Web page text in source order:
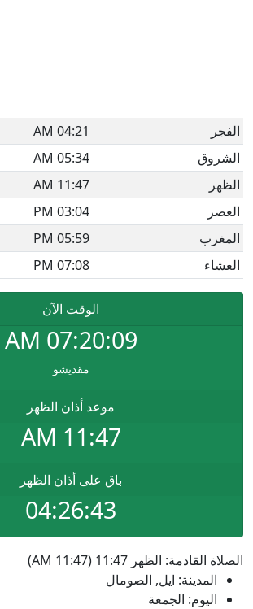
الفجر
04:21 AM
الشروق
05:34 AM
الظهر
11:47 AM
العصر
03:04 PM
المغرب
05:59 PM
العشاء
07:08 PM
الوقت الآن
07:20:09
AM
مقديشو
موعد أذان الظهر
11:47 AM
باق على أذان الظهر
04:26:42
الصلاة القادمة: الظهر 11:47 (11:47 AM)
المدينة: ايل, الصومال
اليوم: الجمعة